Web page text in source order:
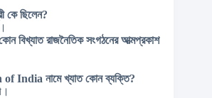
কে ছিলেন?
বিখ্যাত রাজনৈতিক সংগঠনের আত্মপ্রকাশ
India নামে খ্যাত কোন ব্যক্তি?